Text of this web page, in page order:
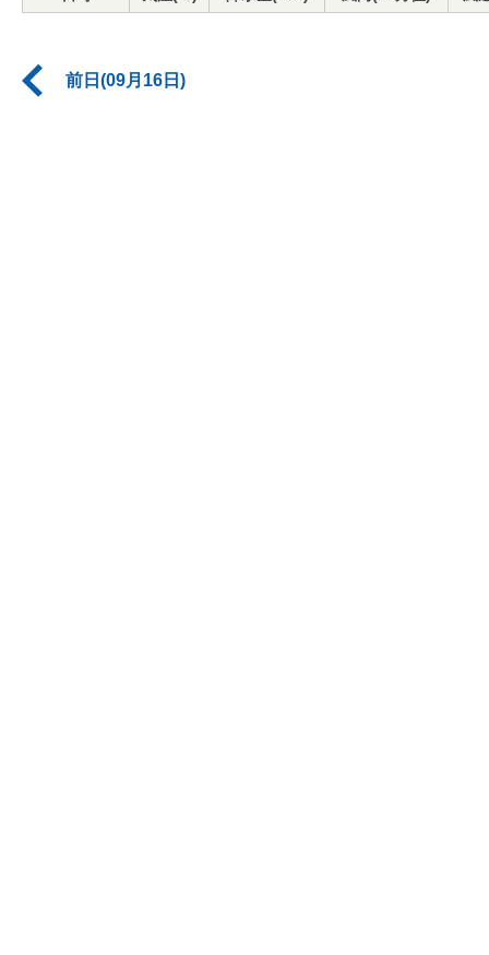
前日(09月16日)